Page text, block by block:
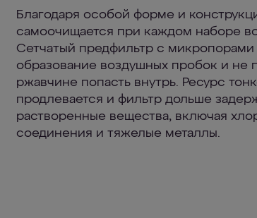
Благодаря особой форме и
самоочищается при каждом наборе
Сетчатый предфильтр с микропорами
образование воздушных пробок и не
ржавчине попасть внутрь. Ресурс
продлевается и фильтр дольше
растворенные вещества, включая
соединения и тяжелые металлы.